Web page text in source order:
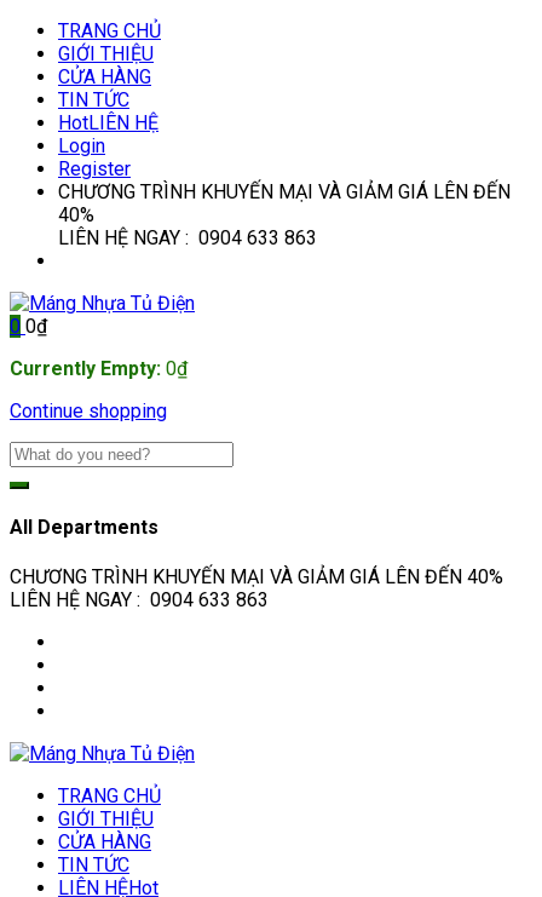
TRANG CHỦ
GIỚI THIỆU
CỬA HÀNG
TIN TỨC
HotLIÊN HỆ
Login
Register
CHƯƠNG TRÌNH KHUYẾN MẠI VÀ GIẢM GIÁ LÊN ĐẾN
40%
LIÊN HỆ NGAY : 0904 633 863
0 0₫
Currently Empty: 0₫
Continue shopping
All Departments
CHƯƠNG TRÌNH KHUYẾN MẠI VÀ GIẢM GIÁ LÊN ĐẾN 40%
LIÊN HỆ NGAY : 0904 633 863
TRANG CHỦ
GIỚI THIỆU
CỬA HÀNG
TIN TỨC
LIÊN HỆHot